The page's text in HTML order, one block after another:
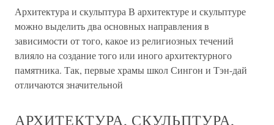
Архитектура и скульптура В архитектуре и скульптуре
можно выделить два основных направления в
зависимости от того, какое из религиозных течений
влияло на создание того или иного архитектурного
памятника. Так, первые храмы школ Сингон и Тэн-дай
отличаются значительной
АРХИТЕКТУРА, СКУЛЬПТУРА,